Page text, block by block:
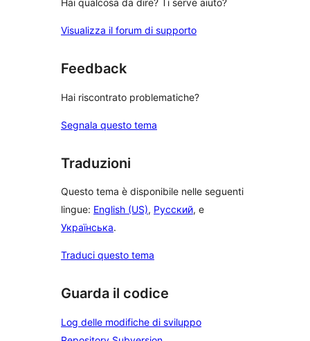
Hai qualcosa da dire? Ti serve aiuto?
Visualizza il forum di supporto
Feedback
Hai riscontrato problematiche?
Segnala questo tema
Traduzioni
Questo tema è disponibile nelle seguenti
lingue: English (US), Русский, e
Українська.
Traduci questo tema
Guarda il codice
Log delle modifiche di sviluppo